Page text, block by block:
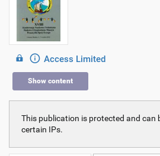
Access Limited
Show content
This publication is protected and can
certain IPs.